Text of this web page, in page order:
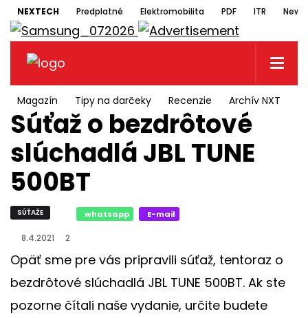
NEXTECH Predplatné Elektromobilita PDF ITR
Magazín Tipy na darčeky Recenzie Archív NXT
Súťaž o bezdrôtové
slúchadlá JBL TUNE
500BT
SÚŤAŽE whatsapp E-mail
8.4.2021 2
Opäť sme pre vás pripravili súťaž, tentoraz o
bezdrôtové slúchadlá JBL TUNE 500BT. Ak ste
pozorne čítali naše vydanie, určite budete